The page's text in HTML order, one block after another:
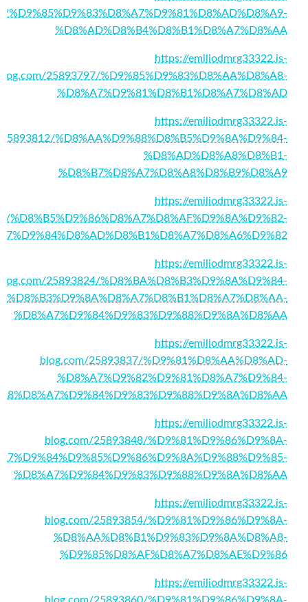
%D9%85%D9%83%D8%A7%D9%81%D8%AD%D8%A9-
%D8%AD%D8%B4%D8%B1%D8%A7%D8%AA
https://emiliodmrg33322.is-
25893797/%D9%85%D9%83%D8%AA%D8%A8-
%D8%A7%D9%81%D8%B1%D8%A7%D8%AD
https://emiliodmrg33322.is-
%D8%AA%D9%88%D8%B5%D9%8A%D9%84-
%D8%AD%D8%A8%D8%B1-
%D8%B7%D8%A7%D8%A8%D8%B9%D8%A9
https://emiliodmrg33322.is-
%D8%B5%D9%86%D8%A7%D8%AF%D9%8A%D9%82-
https://emiliodmrg33322.is-
25893824/%D8%BA%D8%B3%D9%8A%D9%84-
%D8%B3%D9%8A%D8%A7%D8%B1%D8%A7%D8%AA-
%D8%A7%D9%84%D9%83%D9%88%D9%8A%D8%AA
https://emiliodmrg33322.is-
blog.com/25893837/%D9%81%D8%AA%D8%AD-
%D8%A7%D9%82%D9%81%D8%A7%D9%84-
https://emiliodmrg33322.is-
blog.com/25893848/%D9%81%D9%86%D9%8A-
%D8%A7%D9%84%D9%83%D9%88%D9%8A%D8%AA
https://emiliodmrg33322.is-
blog.com/25893854/%D9%81%D9%86%D9%8A-
%D8%AA%D8%B1%D9%83%D9%8A%D8%A8-
%D9%85%D8%AF%D8%A7%D8%AE%D9%86
https://emiliodmrg33322.is-
blog.com/25893860/%D9%81%D9%86%D9%8A-